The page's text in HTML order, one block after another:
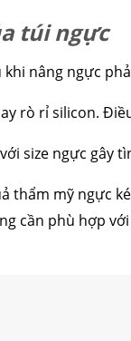
túi ngực
nâng ngực
rò rỉ silicon.
size ngực gây
thẩm mỹ ngực
cần phù hợp